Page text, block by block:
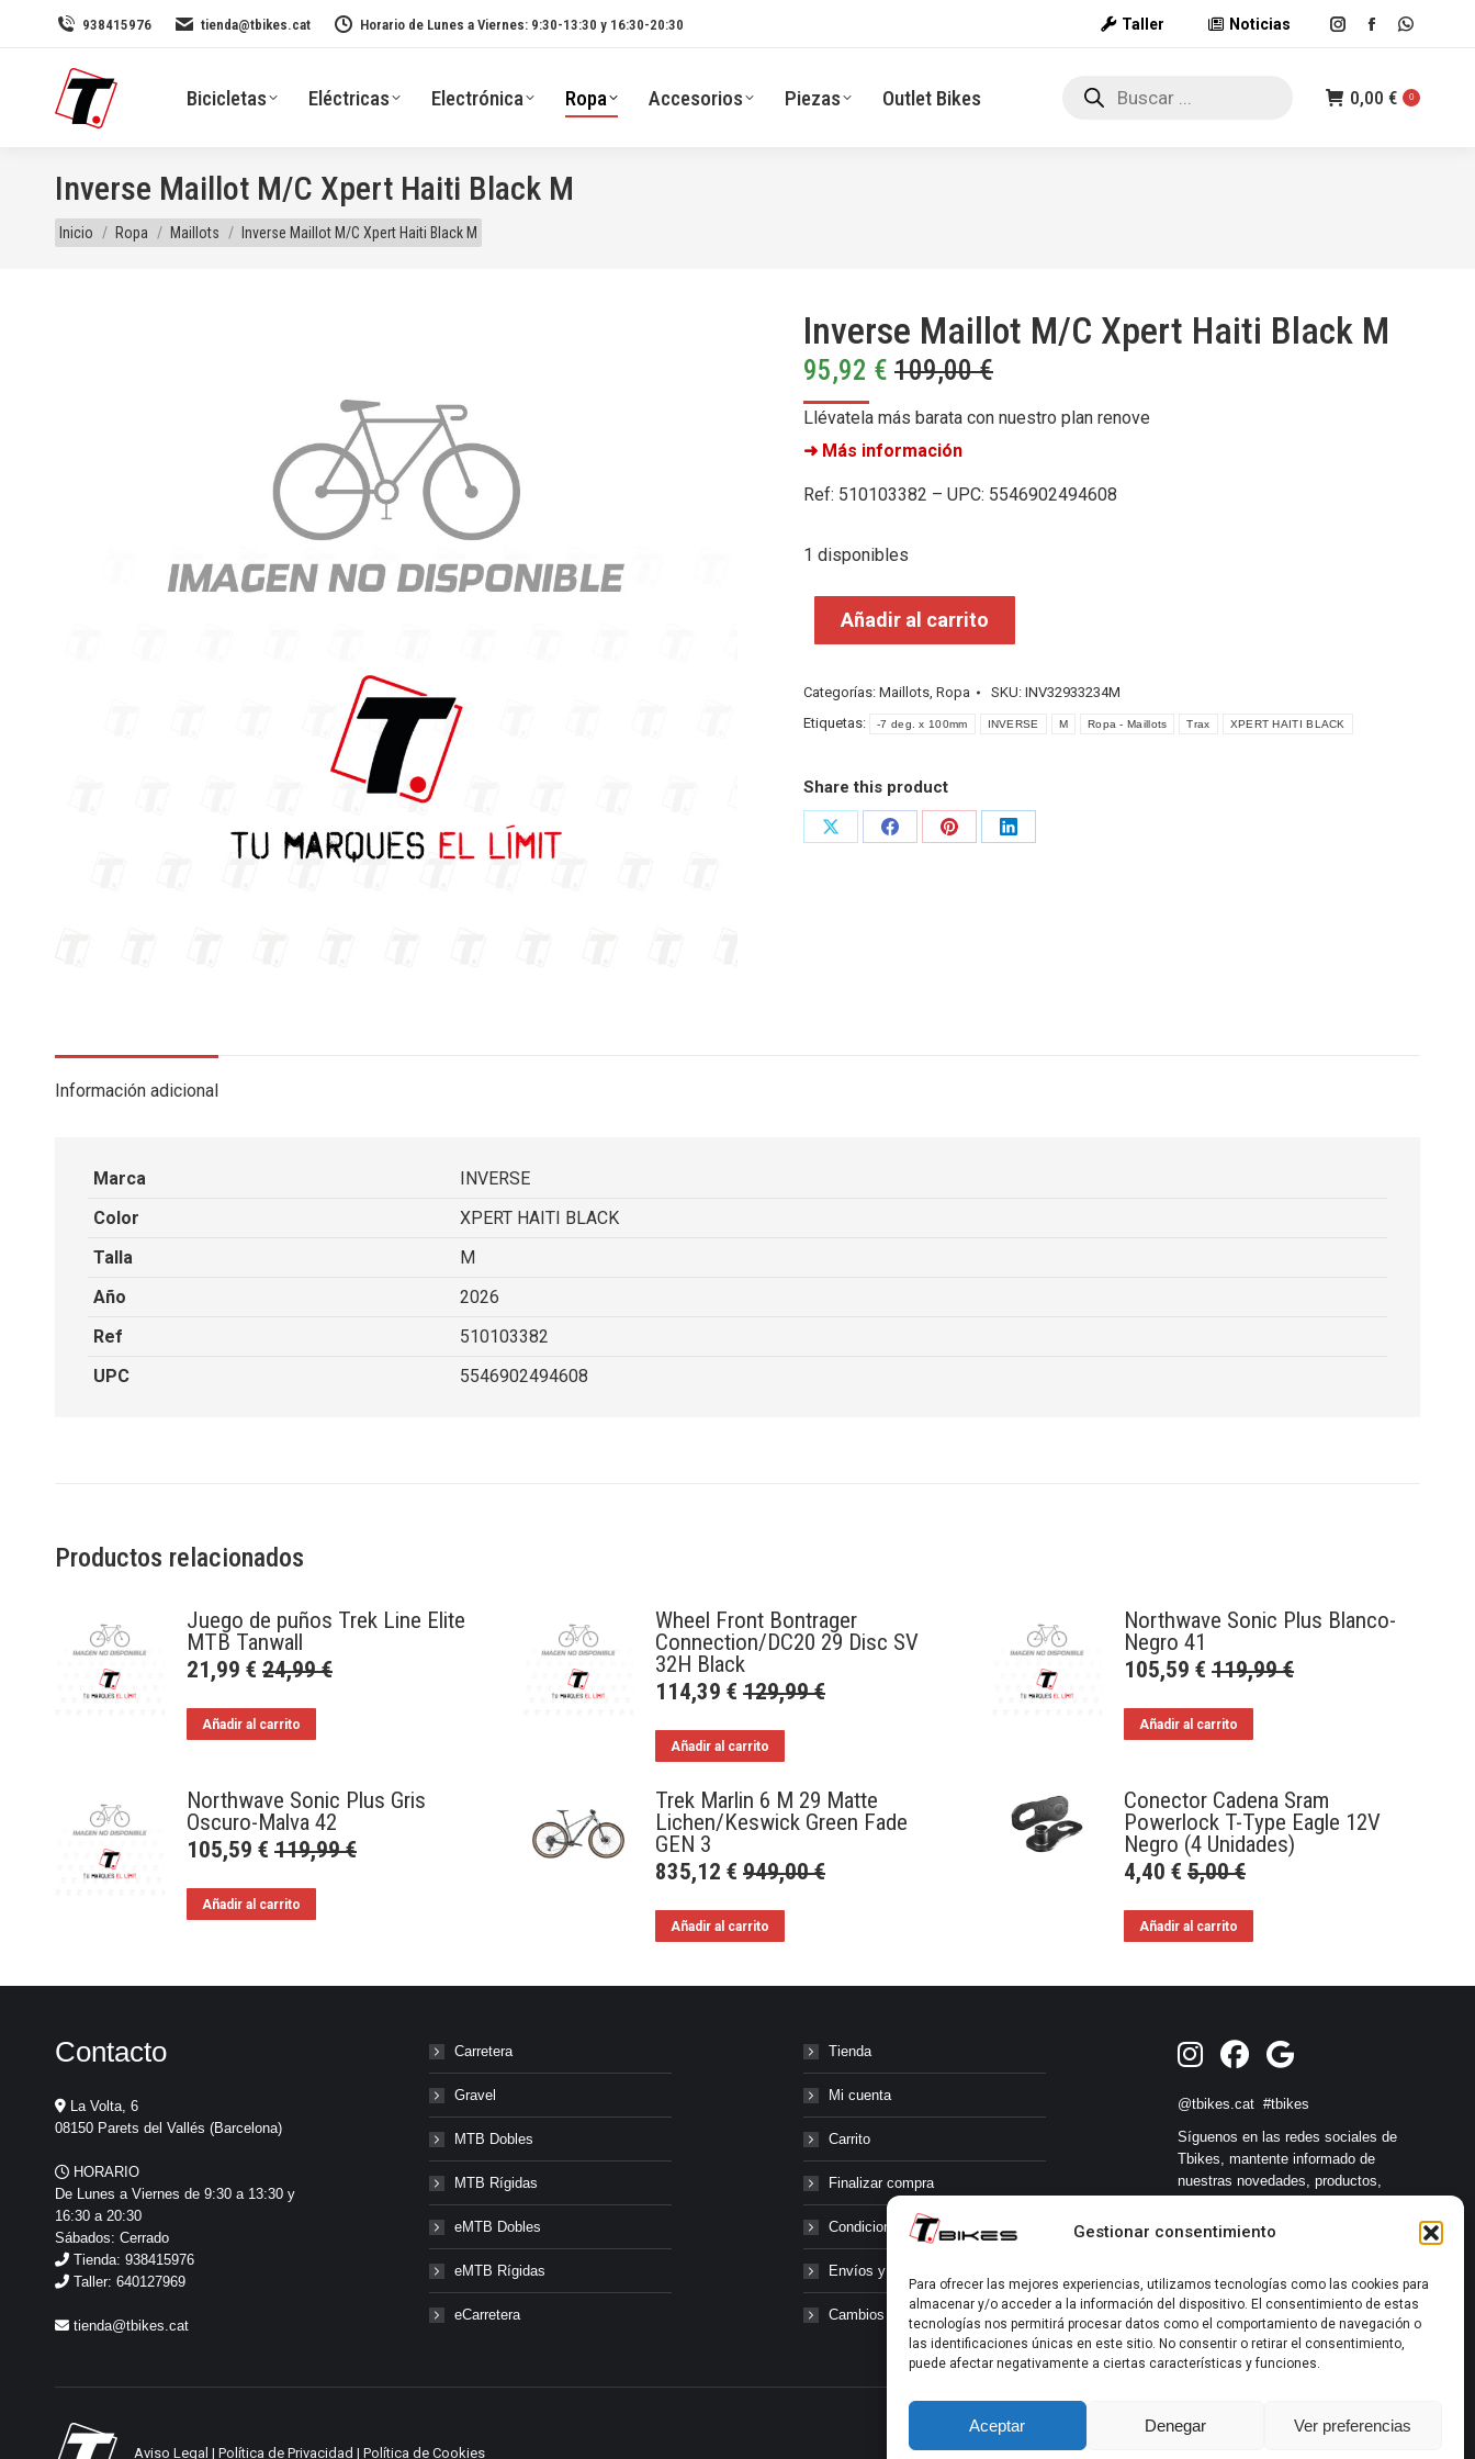
Gestionar consentimiento
Para ofrecer las mejores experiencias, utilizamos tecnologías como las cookies para
almacenar y/o acceder a la información del dispositivo. El consentimiento de estas
tecnologías nos permitirá procesar datos como el comportamiento de navegación o
las identificaciones únicas en este sitio. No consentir o retirar el consentimiento,
puede afectar negativamente a ciertas características y funciones.
Aceptar Denegar Ver preferencias
938415976 tienda@tbikes.cat Horario de Lunes a Viernes: 9:30-13:30 y 16:30-20:30 Taller Noticias
Instagram
opens
Facebook
opensopens
Bicicletas Eléctricas Electrónica Ropa Accesorios Piezas Outlet Bikes
Búsqueda
0,00 € 0
Inverse Maillot M/C Xpert Haiti Black M
Estás aquí:
Inicio Ropa Maillots Inverse Maillot M/C Xpert Haiti Black M
Inverse Maillot M/C Xpert Haiti Black M
95,92 € 109,00€
Llévatela más barata con nuestro plan renove
➜ Más información
Ref: 510103382 – UPC: 5546902494608
1 disponibles
Añadir al carrito
Categorías: Maillots, Ropa SKU: INV32933234M
Etiquetas:
-7 deg. x 100mm INVERSE M Ropa - Maillots Trax XPERT HAITI BLACK
Share this product
Share
Share
Share
Share
Información adicional
Marca
INVERSE
Color
XPERT HAITI BLACK
Talla
M
Año
2026
Ref
510103382
UPC
5546902494608
Productos relacionados
Juego de puños Trek Line Elite
MTB Tanwall
21,99 € 24,99€
Añadir al carrito
Wheel Front Bontrager
Connection/DC20 29 Disc SV
32H Black
114,39€ 129,99€
Añadir al carrito
Northwave Sonic Plus Blanco-
Negro 41
105,59€ 119,99€
Añadir al carrito
Northwave Sonic Plus Gris
Oscuro-Malva 42
105,59 € 119,99€
Añadir al carrito
Trek Marlin 6 M 29 Matte
Lichen/Keswick Green Fade
GEN 3
835,12€ 949,00€
Añadir al carrito
Conector Cadena Sram
Powerlock T-Type Eagle 12V
Negro (4 Unidades)
4,40€ 5,00€
Añadir al carrito
Contacto
La Volta, 6
08150 Parets del Vallés (Barcelona)
HORARIO
De Lunes a Viernes de 9:30 a 13:30 y
16:30 a 20:30
Sábados: Cerrado
Tienda: 938415976
Taller: 640127969
tienda@tbikes.cat
Carretera
Gravel
MTB Dobles
MTB Rígidas
eMTB Dobles
eMTB Rígidas
eCarretera
Tienda
Mi cuenta
Carrito
Finalizar compra
Condiciones generales
Envíos y transporte
Cambios y devoluciones
@tbikes.cat #tbikes
Síguenos en las redes sociales de
Tbikes, mantente informado de
nuestras novedades, productos,
muchos más!
Aviso Legal | Política de Privacidad | Política de Cookies